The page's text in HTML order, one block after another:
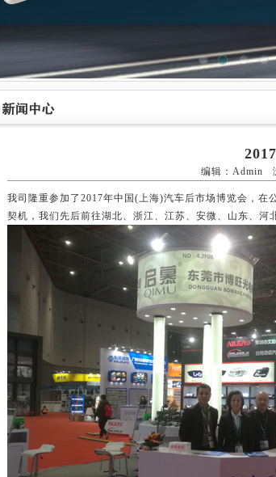
编辑：Admin
我司隆重参加了2017年中国(上海)汽车后市场博览会，在
契机，我们先后前往湖北、浙江、江苏、安微、山东、河